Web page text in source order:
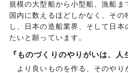
規模の大型船から小型船、漁船ま
国内に数えるほどしかなく、そ
し、日本の造船業界、そして日
たいと願っています。
『ものづくりのやりがいは、人
より良いものを作る、そのやり